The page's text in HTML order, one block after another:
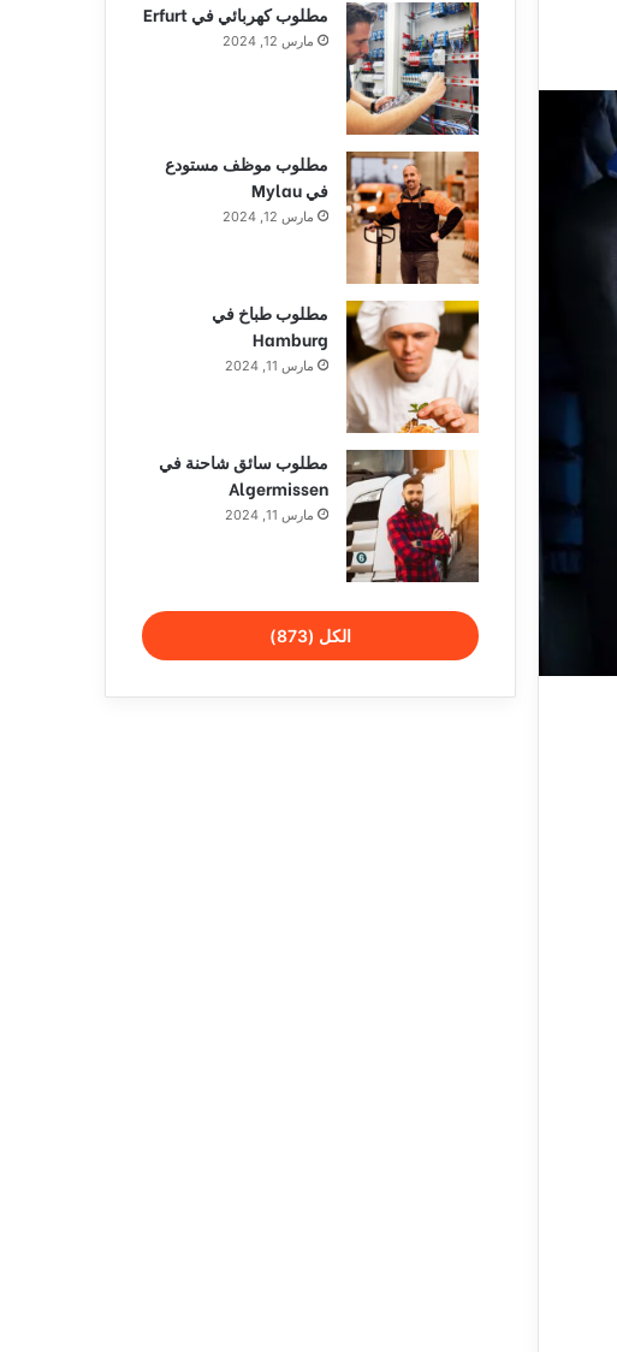
مطلوب كهربائي في Erfurt
مارس 12, 2024
مطلوب موظف مستودع
في Mylau
مارس 12, 2024
مطلوب طباخ في
Hamburg
مارس 11, 2024
مطلوب سائق شاحنة في
Algermissen
مارس 11, 2024
الكل (873)